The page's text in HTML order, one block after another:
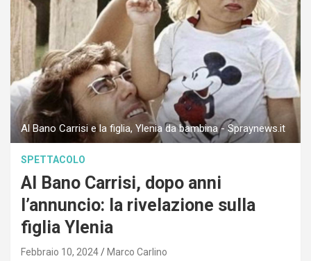
Al Bano Carrisi e la figlia, Ylenia da bambina - Spraynews.it
SPETTACOLO
Al Bano Carrisi, dopo anni
l’annuncio: la rivelazione sulla
figlia Ylenia
Febbraio 10, 2024 Marco Carlino